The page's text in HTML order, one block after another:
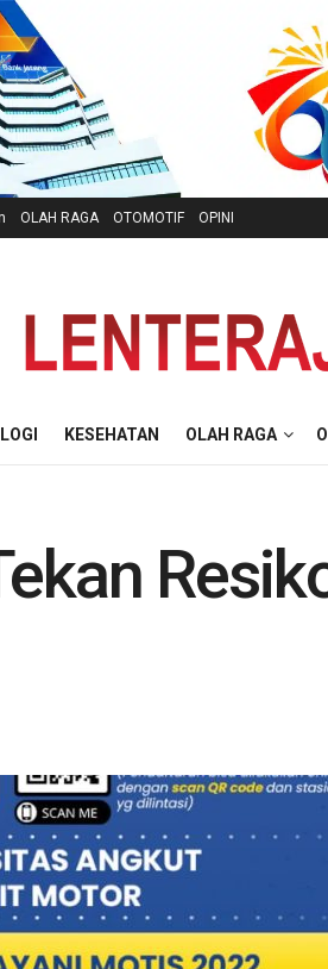
OLAH RAGA OTOMOTIF OPINI
KESEHATAN OLAH RAGA